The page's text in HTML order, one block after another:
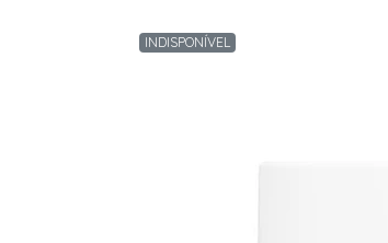
INDISPONÍVEL